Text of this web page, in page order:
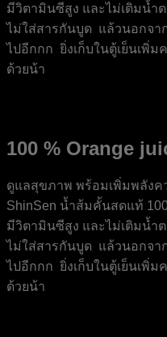
มีวิตามินซีสูง และไม่เติมน้ำ
ไม่ใส่สารกันบูด แล้วนอกจ
ไปอีกกก ยิ่งเก็บในตู้เย็นเพิ่
ด้วยน้า
100 % Orange
ดูแลสุขภาพ พร้อมเพิ่มพลัง
ShinSen น้ำส้มคั้นสดแท้
มีวิตามินซีสูง และไม่เติมน้ำ
ไม่ใส่สารกันบูด แล้วนอกจ
ไปอีกกก ยิ่งเก็บในตู้เย็นเพิ่
ด้วยน้า